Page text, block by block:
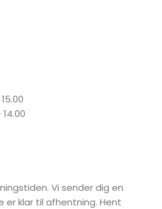
Vi sender dig en
er klar til afhentning. Hent